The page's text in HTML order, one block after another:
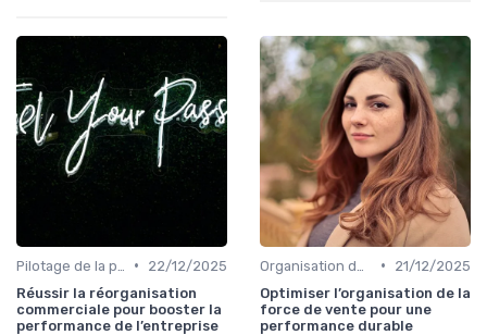
•
22/12/2025
Réussir la réorganisation
commerciale pour booster la
performance de l’entreprise
•
21/12/2025
Optimiser l’organisation de la
force de vente pour une
performance durable